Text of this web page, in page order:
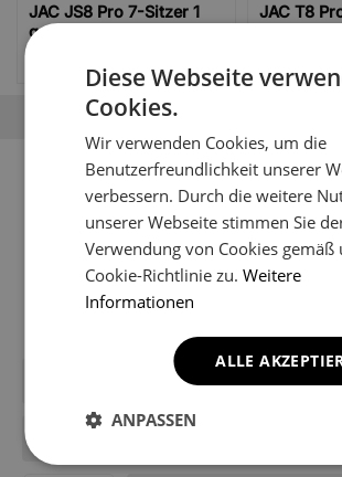
JAC JS8 Pro 7-Sitzer 1
gen SUV (2022-2026)
JAC T8
Sie können Ihr
nicht finden?
Möglicherweise ist es noch nicht in
Shops aufgenommen worden.
Informationen über die Fußmatten für
Diese Webseite
Cookies.
Wir verwenden Cookies, um die
Benutzerfreundlichkeit unserer
verbessern. Durch die weitere
unserer Webseite stimmen Sie
Verwendung von Cookies gemäß
Cookie-Richtlinie zu.Weitere
Informationen
ALLE
ANPASSEN